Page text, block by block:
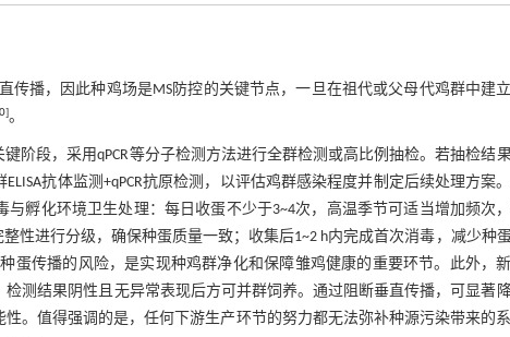
播，因此种鸡场是MS防控的关键节点，一旦在祖代或父母代鸡群中建
]。
阶段，采用qPCR等分子检测方法进行全群检测或高比例抽检。若抽检结
抗体监测+qPCR抗原检测，以评估鸡群感染程度并制定后续处理方案
孵化环境卫生处理：每日收蛋不少于3~4次，高温季节可适当增加频次
性进行分级，确保种蛋质量一致；收集后1~2 h内完成首次消毒，减少种
蛋传播的风险，是实现种鸡群净化和保障雏鸡健康的重要环节。此外，新
测结果阴性且无异常表现后方可并群饲养。通过阻断垂直传播，可显著
。值得强调的是，任何下游生产环节的努力都无法弥补种源污染带来的